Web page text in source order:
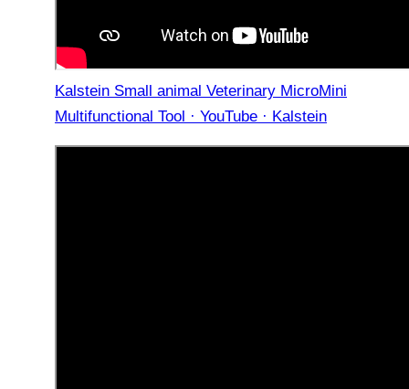
Kalstein Small animal Veterinary MicroMini
Multifunctional Tool · YouTube · Kalstein